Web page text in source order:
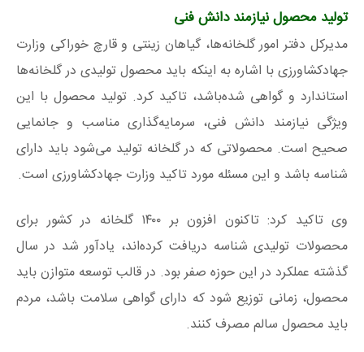
تولید محصول نیازمند دانش فنی
مدیرکل دفتر امور گلخانه‌ها، گیاهان زینتی و قارچ خوراکی وزارت
جهادکشاورزی با اشاره به اینکه باید محصول تولیدی در گلخانه‌ها
استاندارد و گواهی شده‌باشد، تاکید کرد. تولید محصول با این
ویژگی نیازمند دانش فنی، سرمایه‌گذاری مناسب و جانمایی
صحیح است. محصولاتی که در گلخانه تولید می‌شود باید دارای
شناسه باشد و این مسئله مورد تاکید وزارت جهادکشاورزی است.
وی تاکید کرد: تاکنون افزون بر ۱۴۰۰ گلخانه در کشور برای
محصولات تولیدی شناسه دریافت کرده‌اند، یادآور شد در سال
گذشته عملکرد در این حوزه صفر بود. در قالب توسعه متوازن باید
محصول، زمانی توزیع شود که دارای گواهی سلامت باشد، مردم
باید محصول سالم مصرف کنند.